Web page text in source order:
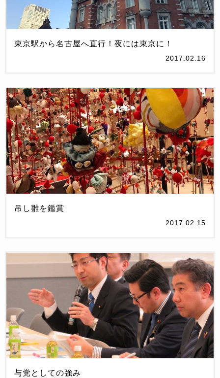
東京駅から名古屋へ直行！夜には東京に！
2017.02.16
吊し雛を鑑賞
2017.02.15
与党としての強み